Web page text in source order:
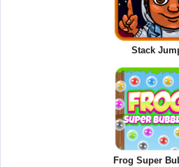
Stack
Frog Super